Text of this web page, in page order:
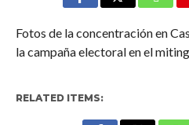
Fotos de la concentración en
la campaña electoral en el
RELATED ITEMS: